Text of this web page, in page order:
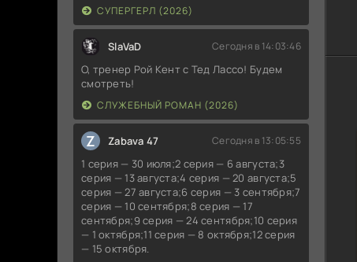
СУПЕРГЕРЛ (2026)
SlaVaD Сегодня в 14:03:46
О, тренер Рой Кент с Тед Лассо! Будем
смотреть!
СЛУЖЕБНЫЙ РОМАН (2026)
Z Zabava 47 Сегодня в 13:05:55
1 серия — 30 июля;2 серия — 6 августа;3
серия — 13 августа;4 серия — 20 августа;5
серия — 27 августа;6 серия — 3 сентября;7
серия — 10 сентября;8 серия — 17
сентября;9 серия — 24 сентября;10 серия
— 1 октября;11 серия — 8 октября;12 серия
— 15 октября.